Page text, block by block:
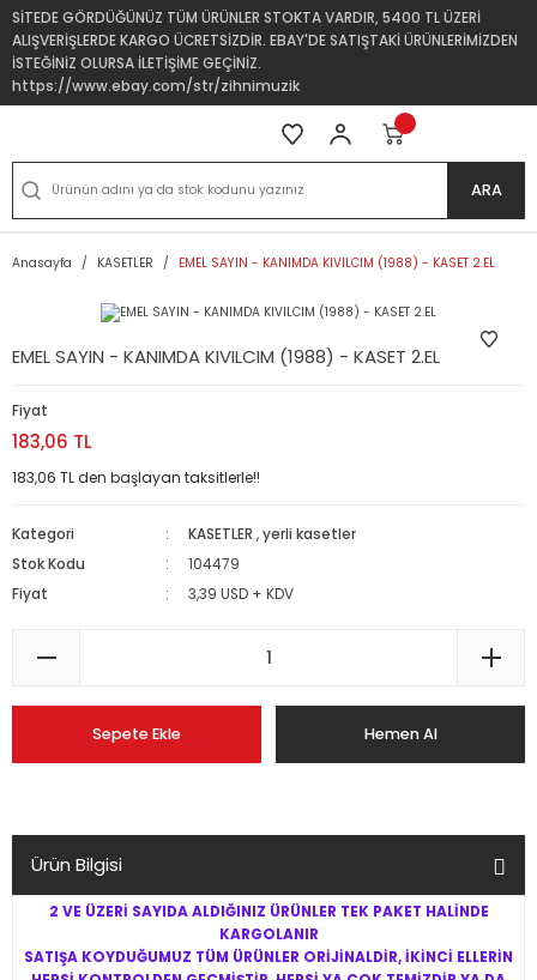
SİTEDE GÖRDÜĞÜNÜZ TÜM ÜRÜNLER STOKTA VARDIR, 5400 TL ÜZERİ
ALIŞVERİŞLERDE KARGO ÜCRETSİZDİR. EBAY'DE SATIŞTAKİ ÜRÜNLERİMİZDEN
İSTEĞİNİZ OLURSA İLETİŞİME GEÇİNİZ.
https://www.ebay.com/str/zihnimuzik
ARA
Anasayfa KASETLER EMEL SAYIN - KANIMDA KIVILCIM (1988) - KASET 2.EL
EMEL SAYIN - KANIMDA KIVILCIM (1988) - KASET 2.EL
Fiyat
183,06 TL
183,06 TL den başlayan taksitlerle!!
Kategori KASETLER ,yerli kasetler
Stok Kodu
104479
Fiyat
3,39 USD + KDV
Sepete Ekle Hemen Al
Ürün Bilgisi
2 VE ÜZERİ SAYIDA ALDIĞINIZ ÜRÜNLER TEK PAKET HALİNDE
KARGOLANIR
SATIŞA KOYDUĞUMUZ TÜM ÜRÜNLER ORİJİNALDİR, İKİNCİ ELLERİN